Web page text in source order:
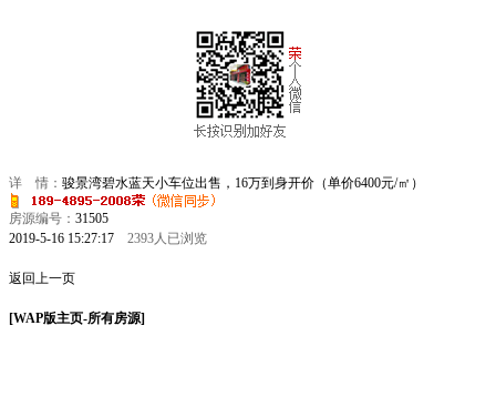
详 情： 骏景湾碧水蓝天小车位出售，16万到身开价（单价6400元/㎡）
房源编号： 31505
2019-5-16 15:27:17 2393人已浏览
返回上一页
[WAP版主页-所有房源]